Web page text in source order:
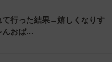
て行った結果→嬉しくなりす
んおば…